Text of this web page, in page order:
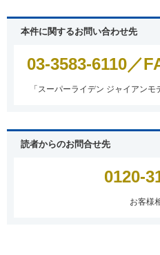
本件に関するお問い合わせ先
03-3583-6110／
「スーパーライデン ジャイアンモ
読者からのお問合せ先
0120-
お客様